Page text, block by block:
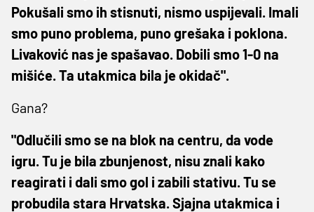
Pokušali smo ih stisnuti, nismo uspijevali. Imali
smo puno problema, puno grešaka i poklona.
Livaković nas je spašavao. Dobili smo 1-0 na
mišiće. Ta utakmica bila je okidač".
Gana?
"Odlučili smo se na blok na centru, da vode
igru. Tu je bila zbunjenost, nisu znali kako
reagirati i dali smo gol i zabili stativu. Tu se
probudila stara Hrvatska. Sjajna utakmica i